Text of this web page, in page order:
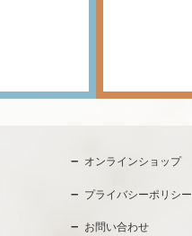
オンラインショップ
プライバシーポリシー
お問い合わせ